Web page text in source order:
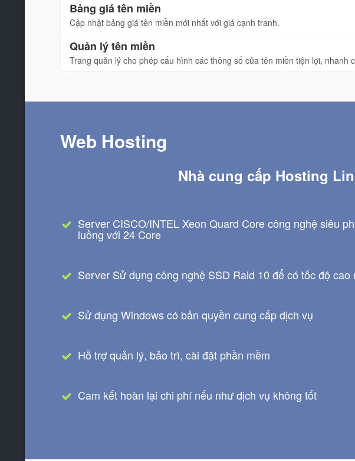
Bảng giá tên miền
Cập nhật bảng giá tên miền mới nhất với giá cạnh tranh.
Quản lý tên miền
Trang quản lý cho phép cấu hình các thông số của tên miền tiện lợi, nhanh
Web Hosting
Nhà cung cấp Hosting
Server CISCO/INTEL Xeon Quard Core công nghệ siêu
luồng với 24 Core
Server Sử dụng công nghệ SSD Raid 10 để có tốc độ cao
Sử dụng Windows có bản quyền cung cấp dịch vụ
Hỗ trợ quản lý, bảo trì, cài đặt phần mềm
Cam kết hoàn lại chi phí nếu như dịch vụ không tốt